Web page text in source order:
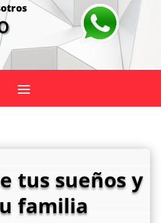
tus sueños y
familia